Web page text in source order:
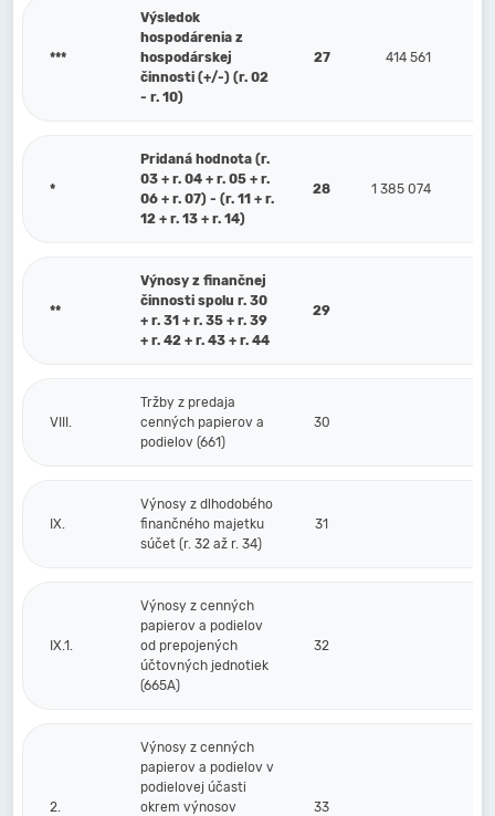
***
Výsledok
hospodárenia z
hospodárskej
činnosti (+/-) (r. 02
- r. 10)
27 414 561
*
Pridaná hodnota (r.
03 + r. 04 + r. 05 + r.
06 + r. 07) - (r. 11 + r.
12 + r. 13 + r. 14)
28 1 385 074
**
Výnosy z finančnej
činnosti spolu r. 30
+ r. 31 + r. 35 + r. 39
+ r. 42 + r. 43 + r. 44
29
VIII.
Tržby z predaja
cenných papierov a
podielov (661)
30
IX.
Výnosy z dlhodobého
finančného majetku
súčet (r. 32 až r. 34)
31
IX.1.
Výnosy z cenných
papierov a podielov
od prepojených
účtovných jednotiek
(665A)
32
2.
Výnosy z cenných
papierov a podielov v
podielovej účasti
okrem výnosov
33